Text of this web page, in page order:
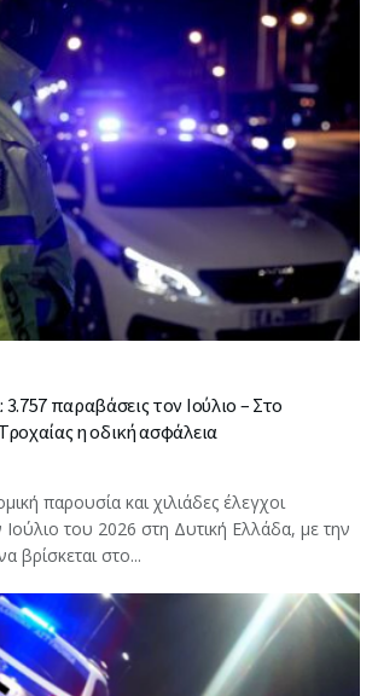
παραβάσεις τον Ιούλιο – Στο
η οδική ασφάλεια
παρουσία και χιλιάδες έλεγχοι
του 2026 στη Δυτική Ελλάδα, με την
βρίσκεται στο...